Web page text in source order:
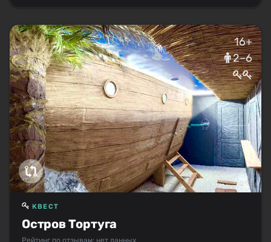
16+
2–6
Остров Тортуга
КВЕСТ
Рейтинг по отзывам: нет данных